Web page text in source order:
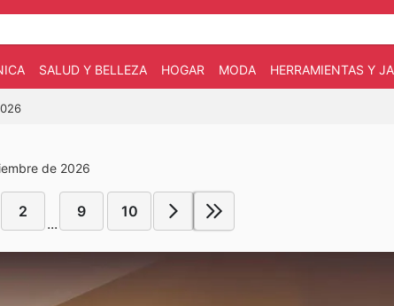
SALUD Y BELLEZA HOGAR MODA HERRAMIENTAS Y
de 2026
2
...
9 10